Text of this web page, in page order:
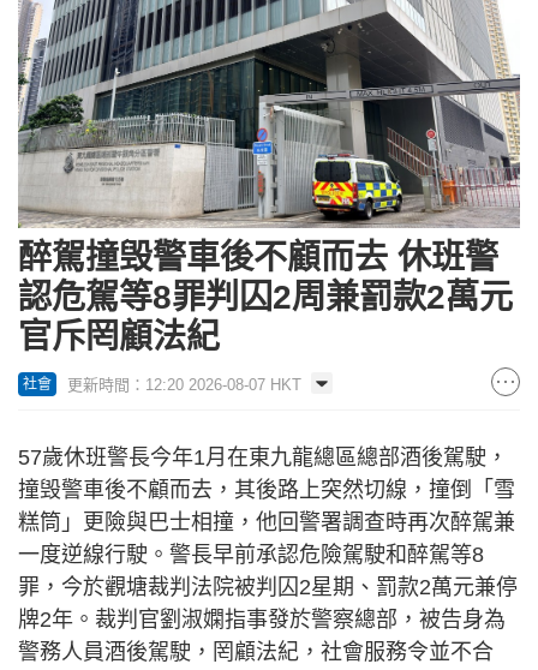
醉駕撞毁警車後不顧而去 休班警
認危駕等8罪判囚2周兼罰款2萬元
官斥罔顧法紀
社會 更新時間：12:20 2026-08-07 HKT
57歲休班警長今年1月在東九龍總區總部酒後駕駛，
撞毁警車後不顧而去，其後路上突然切線，撞倒「雪
糕筒」更險與巴士相撞，他回警署調查時再次醉駕兼
一度逆線行駛。警長早前承認危險駕駛和醉駕等8
罪，今於觀塘裁判法院被判囚2星期、罰款2萬元兼停
牌2年。裁判官劉淑嫻指事發於警察總部，被告身為
警務人員酒後駕駛，罔顧法紀，社會服務令並不合